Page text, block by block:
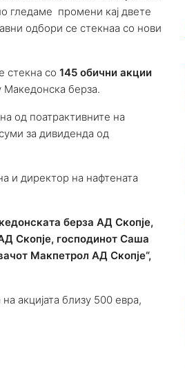
гледаме промени кај двете
одбори се стекнаа со нови
стекна со 145 обични акции
Македонска берза.
од поатрактивните на
за дивиденда од
и директор на нафтената
берза АД Скопје,
Скопје, господинот Саша
Макпетрол АД Скопје“,
акцијата близу 500 евра,